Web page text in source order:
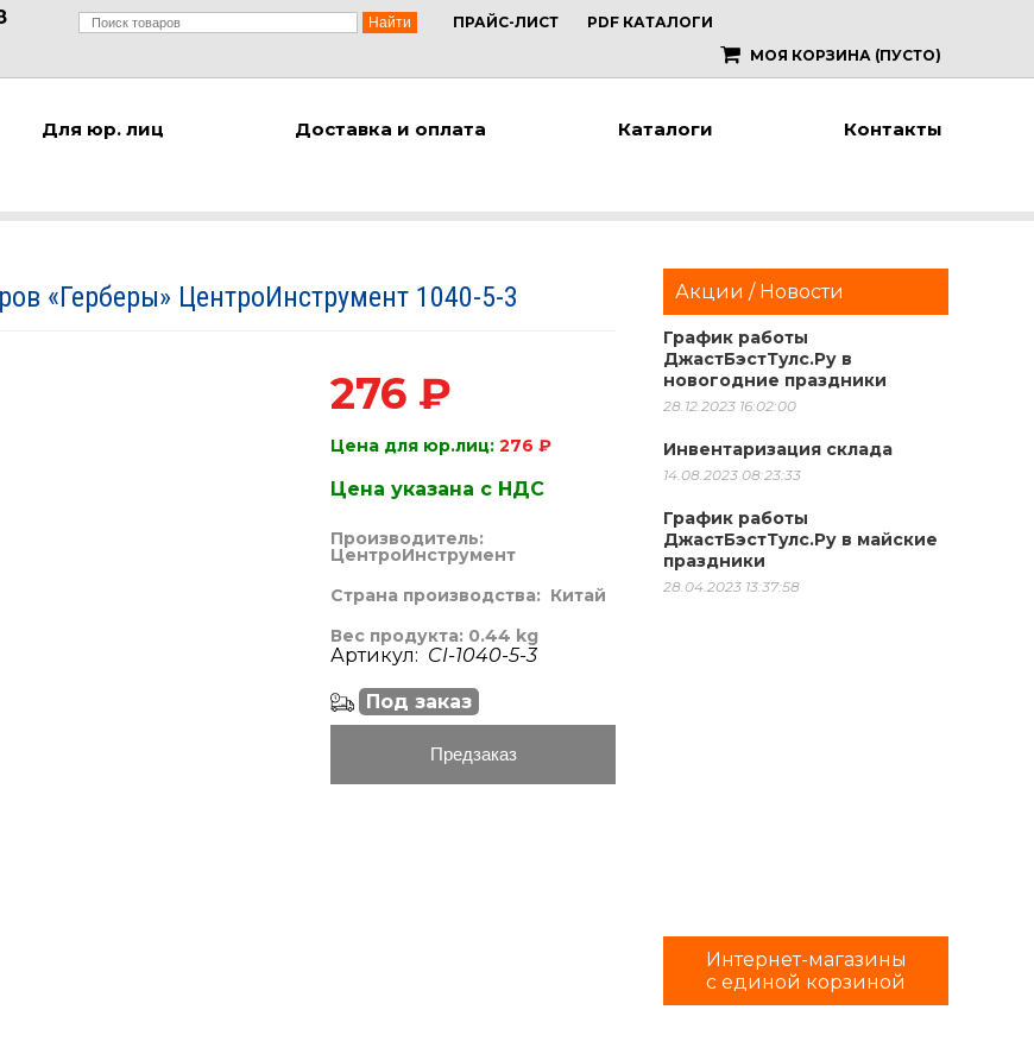
ПРАЙС-ЛИСТ
PDF КАТАЛОГИ
МОЯ КОРЗИНА (ПУСТО)
Для юр. лиц Доставка и оплата Каталоги Контакты
«Герберы» ЦентроИнструмент 1040-5-3
276 ₽
Цена для юр.лиц: 276 ₽
Цена указана с НДС
Производитель:
ЦентроИнструмент
Страна производства: Китай
Вес продукта: 0.44 kg
Артикул: CI-1040-5-3
Под заказ
Предзаказ
Акции / Новости
График работы
ДжастБэстТулс.Ру в
новогодние праздники
28.12.2023 16:02:00
Инвентаризация склада
14.08.2023 08:23:33
График работы
ДжастБэстТулс.Ру в майские
праздники
28.04.2023 13:37:58
Интернет-магазины
с единой корзиной